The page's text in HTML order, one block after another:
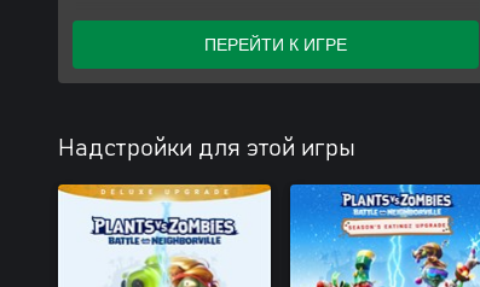
Улучшение до Deluxe
ПЕРЕЙТИ К ИГРЕ
Надстройки для этой игры